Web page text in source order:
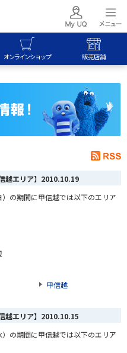
オンラインショップ 販売店舗
エリア】 2010.10.19
の期間に甲信越では以下のエリア
甲信越
エリア】 2010.10.15
の期間に甲信越では以下のエリア